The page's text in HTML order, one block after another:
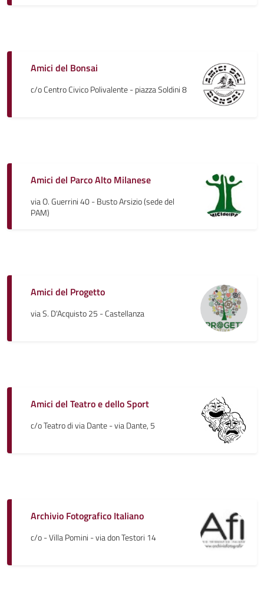
Amici del Bonsai
c/o Centro Civico Polivalente - piazza Soldini 8
Amici del Parco Alto Milanese
via O. Guerrini 40 - Busto Arsizio (sede del
PAM)
Amici del Progetto
via S. D'Acquisto 25 - Castellanza
Amici del Teatro e dello Sport
c/o Teatro di via Dante - via Dante, 5
Archivio Fotografico Italiano
c/o - Villa Pomini - via don Testori 14